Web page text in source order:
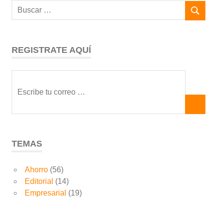
REGISTRATE AQUÍ
TEMAS
Ahorro(56)
Editorial (14)
Empresarial (19)